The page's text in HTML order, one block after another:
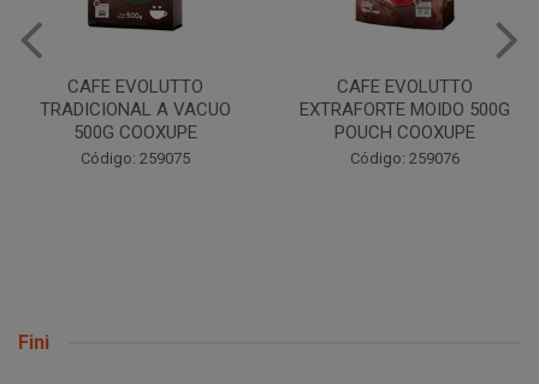
CAFE EVOLUTTO
TRADICIONAL A VACUO
500G COOXUPE
Código: 259075
CAFE EVOLUTTO
EXTRAFORTE MOIDO 500G
POUCH COOXUPE
Código: 259076
Fini